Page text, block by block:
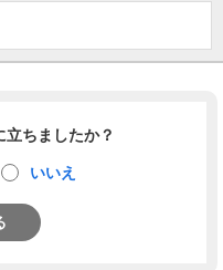
ちましたか？
いいえ